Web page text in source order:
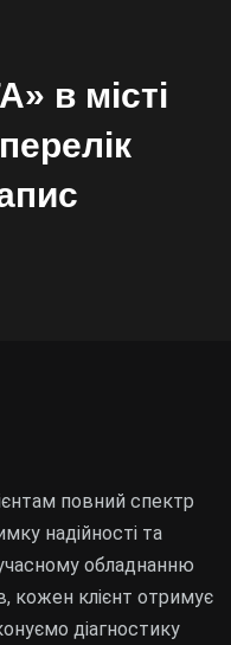
в місті
повний спектр
надійності та
обладнанню
кожен клієнт отримує
діагностику